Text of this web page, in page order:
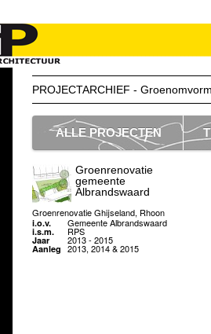
PROJECTARCHIEF -
ALLE PROJECTEN
Groenrenovatie
gemeente
Albrandswaard
Groenrenovatie Ghijseland, Rhoon
i.o.v. Gemeente Albrandswaard
i.s.m. RPS
Jaar 2013 - 2015
Aanleg 2013, 2014 & 2015